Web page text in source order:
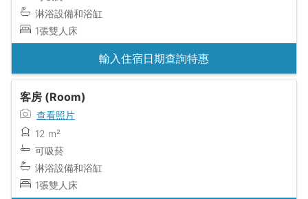
淋浴設備和浴缸
1張雙人床
輸入住宿日期查詢特惠
客房 (Room)
查看照片
12 m²
可吸菸
淋浴設備和浴缸
1張雙人床